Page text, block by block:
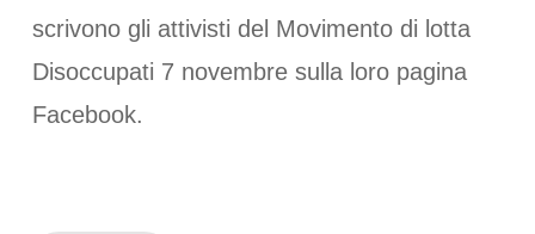
scrivono gli attivisti del Movimento di lotta
Disoccupati 7 novembre sulla loro pagina
Facebook.